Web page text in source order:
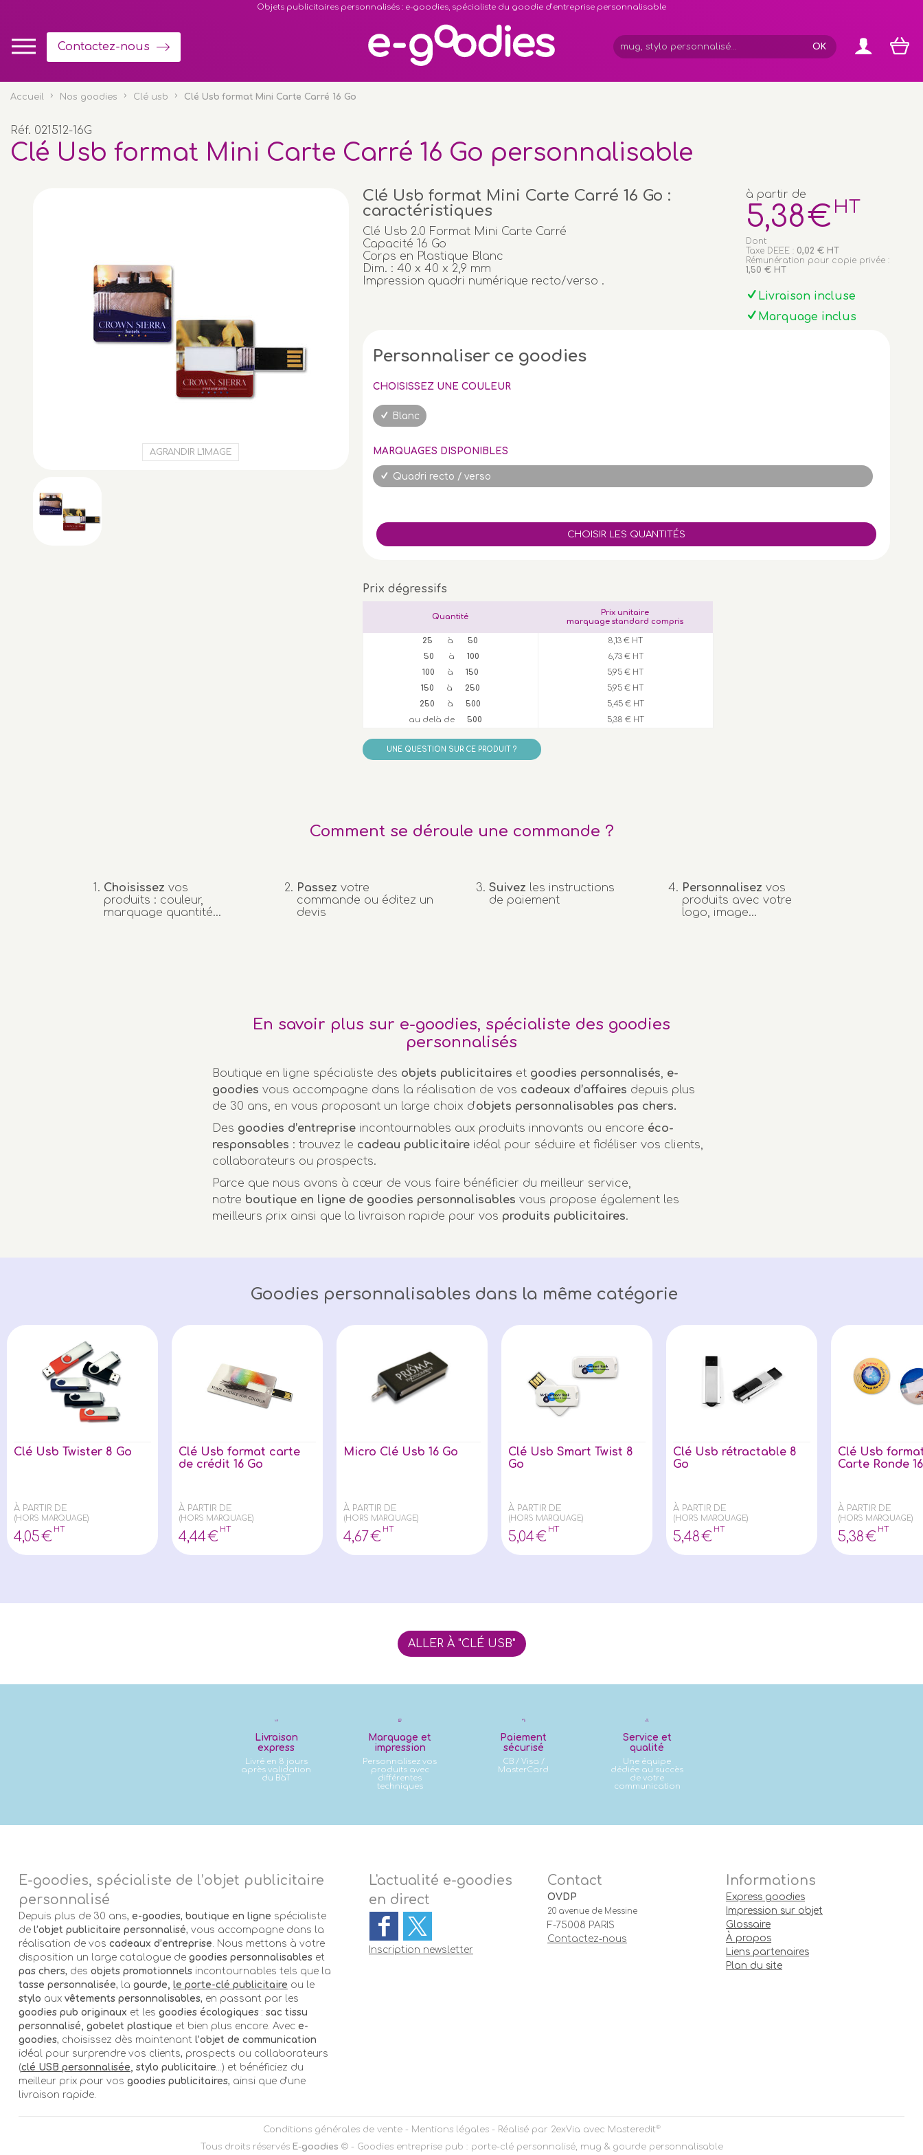
Objets publicitaires personnalisés : e-goodies, spécialiste du goodie d’entreprise personnalisable
Contactez-nous
Accueil Nos goodies Clé usb Clé Usb format Mini Carte Carré 16 Go
Réf. 021512-16G
Clé Usb format Mini Carte Carré 16 Go personnalisable
AGRANDIR L'IMAGE
Clé Usb format Mini Carte Carré 16 Go :
caractéristiques
Clé Usb 2.0 Format Mini Carte Carré
Capacité 16 Go
Corps en Plastique Blanc
Dim. : 40 x 40 x 2,9 mm
Impression quadri numérique recto/verso .
à partir de
5,38€ HT
Dont
Taxe DEEE : 0,02 € HT
Rémunération pour copie privée :
1,50 € HT
Livraison incluse
Marquage inclus
Personnaliser ce goodies
CHOISISSEZ UNE COULEUR
Blanc
MARQUAGES DISPONIBLES
Quadri recto / verso
Prix dégressifs
Quantité
Prix unitaire
marquage standard compris
25 à50
8,13 € HT
50 à 100
6,73 € HT
100 à 150
5,95 € HT
150 à 250
5,95 € HT
250 à500
5,45 € HT
au delà de 500 5,38 € HT
UNE QUESTION SUR CE PRODUIT ?
Comment se déroule une commande ?
Choisissez vos
produits : couleur,
marquage quantité…
Passez votre
commande ou éditez un
devis
Suivez les instructions
de paiement
Personnalisez vos
produits avec votre
logo, image...
En savoir plus sur e-goodies, spécialiste des goodies
personnalisés
Boutique en ligne spécialiste des objets publicitaires et goodies personnalisés, e-
goodies vous accompagne dans la réalisation de vos cadeaux d’affaires depuis plus
de 30 ans, en vous proposant un large choix d’objets personnalisables pas chers.
Des goodies d’entreprise incontournables aux produits innovants ou encore éco-
responsables : trouvez le cadeau publicitaire idéal pour séduire et fidéliser vos clients,
collaborateurs ou prospects.
Parce que nous avons à cœur de vous faire bénéficier du meilleur service,
notre boutique en ligne de goodies personnalisables vous propose également les
meilleurs prix ainsi que la livraison rapide pour vos produits publicitaires.
Goodies personnalisables dans la même catégorie
Clé Usb Twister 8 Go
À PARTIR DE
(HORS MARQUAGE)
4,05€
HT
Clé Usb format carte
de crédit 16 Go
À PARTIR DE
(HORS MARQUAGE)
4,44€
HT
Micro Clé Usb 16 Go
À PARTIR DE
(HORS MARQUAGE)
4,67€
HT
Clé Usb Smart Twist 8
Go
À PARTIR DE
(HORS MARQUAGE)
5,04€
HT
Clé Usb rétractable 8
Go
À PARTIR DE
(HORS MARQUAGE)
5,48€
HT
Clé Usb
Carte Ronde
À PARTIR DE
(HORS MARQUAGE)
5,38€
HT
ALLER À "CLÉ USB"
Livraison
express
Livré en 8 jours
après validation
du BàT
Marquage et
impression
Personnalisez vos
produits avec
différentes
techniques
Paiement
sécurisé
CB / Visa /
MasterCard
Service et
qualité
Une équipe
dédiée au succès
de votre
communication
E-goodies, spécialiste de l’objet publicitaire
personnalisé
Depuis plus de 30 ans, e-goodies, boutique en ligne spécialiste
de l’objet publicitaire personnalisé, vous accompagne dans la
réalisation de vos cadeaux d’entreprise . Nous mettons à votre
disposition un large catalogue de goodies personnalisableset
pas chers, des objets promotionnelsincontournables tels que la
tasse personnalisée, la gourde, le porte-clé publicitaire ou le
stylo aux vêtements personnalisables, en passant par les
goodies pub originaux et les goodies écologiques: sac tissu
personnalisé, gobelet plastique et bien plus encore. Avec e-
goodies, choisissez dès maintenant l’objet de communication
idéal pour surprendre vos clients, prospects ou collaborateurs
(clé USB personnalisée , stylo publicitaire …) et bénéficiez du
meilleur prix pour vos goodies publicitaires, ainsi que d’une
livraison rapide.
L'actualité e-goodies
en direct
Inscription newsletter
Contact
OVDP
20 avenue de Messine
F-75008 PARIS
Contactez-nous
Informations
Express goodies
Impression sur objet
Glossaire
À propos
Liens partenaires
Plan du site
Conditions générales de vente- Mentions légales- Réalisé par 2exVia avec Masteredit®
Tous droits réservés E-goodies © - Goodies entreprise pub : porte-clé personnalisé, mug & gourde personnalisable